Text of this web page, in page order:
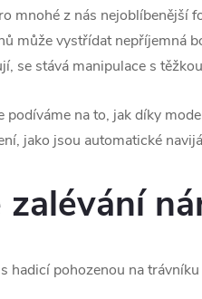
mnohé z nás nejoblíbenější
může vystřídat nepříjemná
se stává manipulace s
podíváme na to, jak díky
jako jsou automatické
zalévání
hadicí pohozenou na